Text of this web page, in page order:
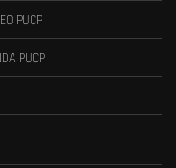
PUCP
PUCP